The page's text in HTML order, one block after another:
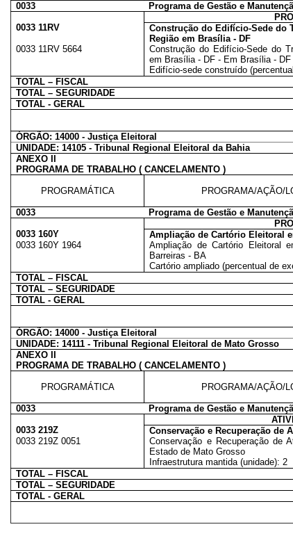
0033 Programa de Gestão e
0033 11RV
Construção do Edifício-Sede do
Região em Brasília - DF
0033 11RV 5664
Construção do Edifício-Sede do
em Brasília - DF - Em Brasília - DF
Edifício-sede construído
TOTAL – FISCAL
TOTAL – SEGURIDADE
TOTAL - GERAL
ÓRGÃO: 14000 - Justiça Eleitoral
UNIDADE: 14105 - Tribunal Regional Eleitoral da Bahia
ANEXO II
PROGRAMA DE TRABALHO ( CANCELAMENTO )
PROGRAMÁTICA PROGRAMA/AÇÃO/
0033 Programa de Gestão e
0033 160Y
Ampliação de Cartório Eleitoral
0033 160Y 1964
Ampliação de Cartório Eleitoral
Barreiras - BA
Cartório ampliado (percentual de
TOTAL – FISCAL
TOTAL – SEGURIDADE
TOTAL - GERAL
ÓRGÃO: 14000 - Justiça Eleitoral
UNIDADE: 14111 - Tribunal Regional Eleitoral de Mato Grosso
ANEXO II
PROGRAMA DE TRABALHO ( CANCELAMENTO )
PROGRAMÁTICA PROGRAMA/AÇÃO/
0033 Programa de Gestão e
0033 219Z
Conservação e Recuperação de
0033 219Z 0051
Conservação e Recuperação de
Estado de Mato Grosso
Infraestrutura mantida (unidade): 2
TOTAL – FISCAL
TOTAL – SEGURIDADE
TOTAL - GERAL